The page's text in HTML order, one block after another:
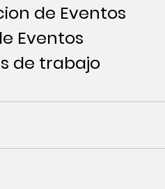
de Eventos
Eventos
de trabajo